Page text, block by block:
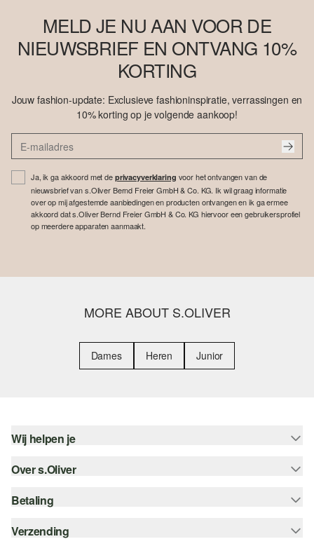
MELD JE NU AAN VOOR DE
NIEUWSBRIEF EN ONTVANG 10%
KORTING
Jouw fashion-update: Exclusieve fashioninspiratie, verrassingen en
10% korting op je volgende aankoop!
Ja, ik ga akkoord met de privacyverklaring voor het ontvangen van de
nieuwsbrief van s.Oliver Bernd Freier GmbH & Co. KG. Ik wil graag informatie
over op mij afgestemde aanbiedingen en producten ontvangen en ik ga ermee
akkoord dat s.Oliver Bernd Freier GmbH & Co. KG hiervoor een gebruikersprofiel
op meerdere apparaten aanmaakt.
MORE ABOUT S.OLIVER
Dames Heren Junior
Wij helpen je
Help - FAQ
Over s.Oliver
Nieuwsbrief
Betaling
Koop op rekening
Verzending